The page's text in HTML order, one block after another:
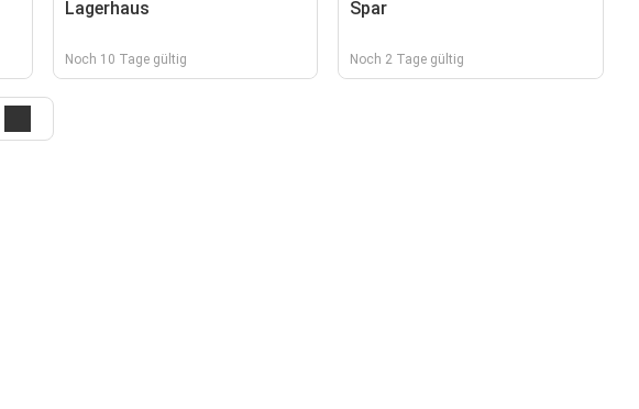
Lagerhaus
Noch 10 Tage gültig
Spar
Noch 2 Tage gültig